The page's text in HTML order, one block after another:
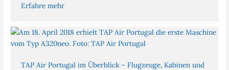
Erfahre mehr
TAP Air Portugal im Überblick – Flugzeuge, Kabinen und